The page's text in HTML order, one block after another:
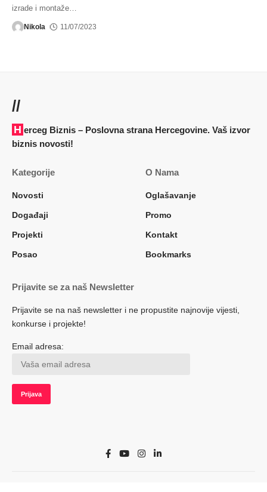
izrade i montaže
Nikola 11/07/2023
//
Herceg Biznis – Poslovna strana Hercegovine. Vaš izvor
biznis novosti!
Kategorije
Novosti
Događaji
Projekti
Posao
O Nama
Oglašavanje
Promo
Kontakt
Bookmarks
Prijavite se za naš Newsletter
Prijavite se na naš newsletter i ne propustite najnovije vijesti,
konkurse i projekte!
Email adresa: